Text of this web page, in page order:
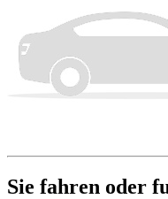
Sie fahren oder